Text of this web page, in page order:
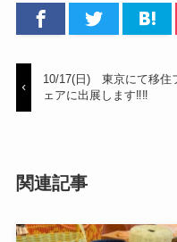
10/17(日) 東京にて移住
ェアに出展します‼‼
関連記事